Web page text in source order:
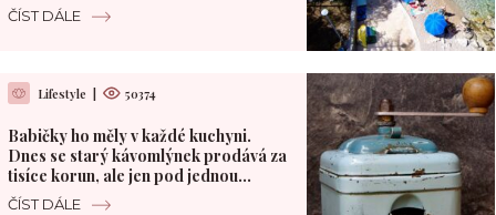
ČÍST DÁLE
Lifestyle 50374
Babičky ho měly v každé kuchyni.
Dnes se starý kávomlýnek prodává za
tisíce korun, ale jen pod jednou
podmínkou
ČÍST DÁLE